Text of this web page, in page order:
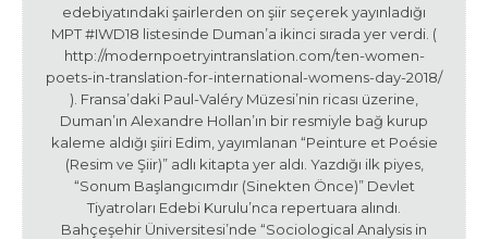
edebiyatındaki şairlerden on şiir seçerek yayınladığı
MPT #IWD18 listesinde Duman’a ikinci sırada yer verdi. (
http://modernpoetryintranslation.com/ten-women-
poets-in-translation-for-international-womens-day-2018/
). Fransa’daki Paul-Valéry Müzesi’nin ricası üzerine,
Duman’ın Alexandre Hollan’ın bir resmiyle bağ kurup
kaleme aldığı şiiri Edim, yayımlanan “Peinture et Poésie
(Resim ve Şiir)” adlı kitapta yer aldı. Yazdığı ilk piyes,
“Sonum Başlangıcımdır (Sinekten Önce)” Devlet
Tiyatroları Edebi Kurulu’nca repertuara alındı.
Bahçeşehir Üniversitesi’nde “Sociological Analysis in